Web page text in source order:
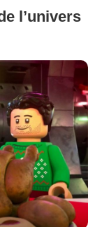
l’univers